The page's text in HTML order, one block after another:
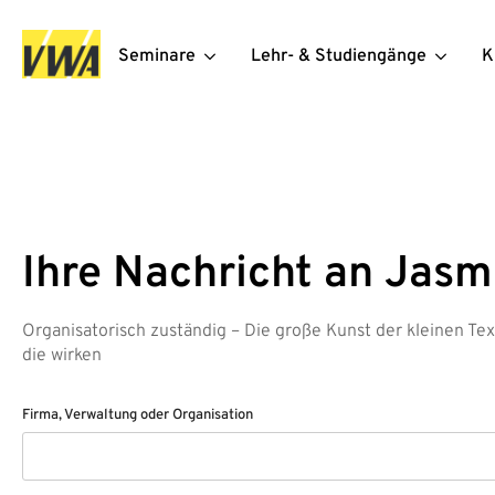
Seminare Lehr- & Studiengänge
Ihre Nachricht an
Organisatorisch zuständig – Die große Kunst der kleinen
die wirken
Firma, Verwaltung oder Organisation